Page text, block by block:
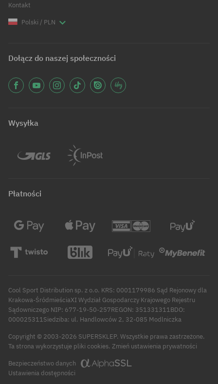
Kontakt
Polski / PLN
Dołącz do naszej społeczności
Wysyłka
Płatności
Cool Sport Distribution sp. z o.o. KRS: 0001179986 Sąd Rejonowy dla
Krakowa-ŚródmieściaXI Wydział Gospodarczy Krajowego Rejestru
Sądowniczego NIP: 677-19-50-257REGON: 351331311BDO:
000025311Siedziba: ul. Handlowców 2, 32-085 Modlniczka
Copyright © 2003-2026 SUPERSKLEP. Wszystkie prawa zastrzeżone.
Ta strona wykorzystuje pliki cookies. Zmień ustawienia prywatności
Bezpieczeństwo danych
Ustawienia dostępności